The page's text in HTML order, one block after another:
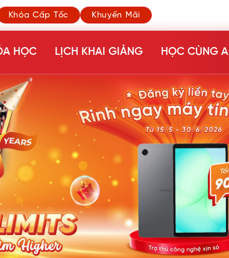
Khóa Cấp Tốc Khuyến Mãi
HỌC LỊCH KHAI GIẢNG HỌC CÙNG AI